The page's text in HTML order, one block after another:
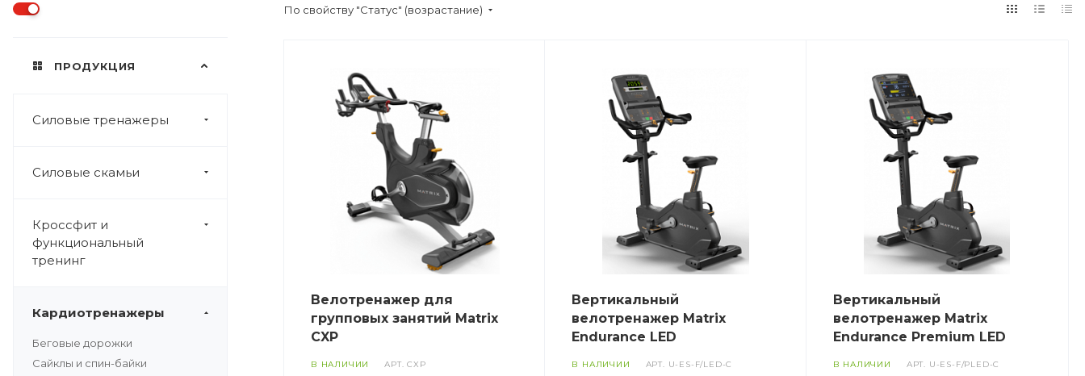
ПРОДУКЦИЯ
Силовые тренажеры
Силовые скамьи
Кроссфит и
функциональный
тренинг
Кардиотренажеры
Беговые дорожки
Сайклы и спин-байки
По свойству "Статус" (возрастание)
Велотренажер для
групповых занятий Matrix
CXP
В НАЛИЧИИ АРТ.CXP
Вертикальный
велотренажер Matrix
Endurance LED
В НАЛИЧИИ АРТ. U-ES-F/LED-C
Вертикальный
велотренажер Matrix
Endurance Premium LED
В НАЛИЧИИ АРТ. U-ES-F/PLED-C